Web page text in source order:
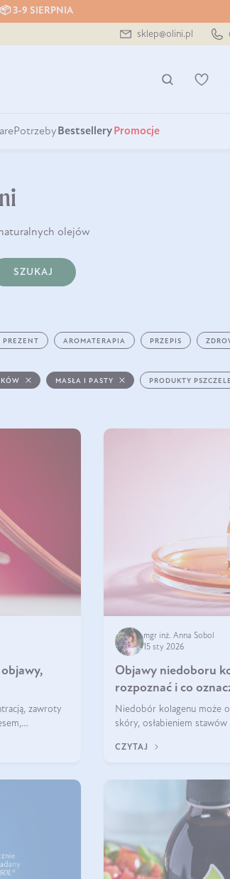
3-9 SIERPNIA
sklep@olini.pl
Potrzeby Bestsellery Promocje
olejów
SZUKAJ
PREZENT AROMATERAPIA PRZEPIS
MASŁA I PASTY PRODUKTY PSZCZELE
zawroty
mgr inż. Anna Sobol
15 sty 2026
Objawy niedoboru
rozpoznać i co
Niedobór kolagenu może
skóry, osłabieniem
skóry, bóle stawów,
CZYTAJ